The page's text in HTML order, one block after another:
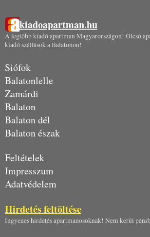
kiadoapartman.hu
A legtöbb kiadó apartman Magyarországon! Olcsó
kiadó szállások a Balatonon!
Siófok
Balatonlelle
Zamárdi
Balaton
Balaton dél
Balaton észak
Feltételek
Impresszum
Adatvédelem
Hirdetés feltöltése
Ingyenes hirdetés apartmanosoknak! Nem kerül